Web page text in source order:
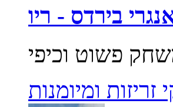
בירדס - ריו
ומיומנות